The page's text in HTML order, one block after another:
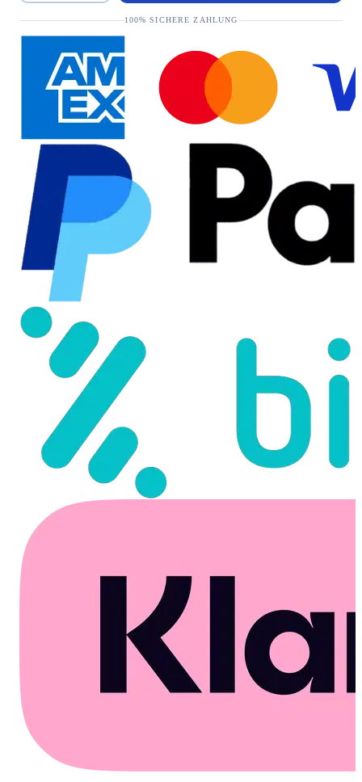
100% SICHERE ZAHLUNG